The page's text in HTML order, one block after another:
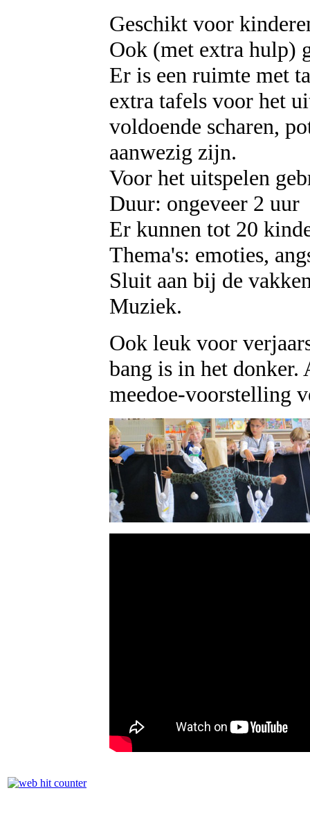
Geschikt voor
Ook (met extra hulp)
Er is een ruimte met
extra tafels voor het
voldoende scharen,
aanwezig zijn.
Voor het uitspelen
Duur: ongeveer 2 uur
Er kunnen tot 20
Thema's: emoties,
Sluit aan bij de
Muziek.
Ook leuk voor
bang is in het donker.
meedoe-voorstelling